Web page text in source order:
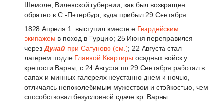
Шемоле, Виленской губернии, как был возвращен
обратно в С.-Петербург, куда прибыл 29 Сентября.
1828 Апреля 1. выступил вместе е Гвардейским
экипажем в поход в Турцию; 25 Июня переправился
черезДунай при Сатуново (см.); 22 Августа стал
лагерем подле Главной Квартиры осадных войск у
крепости Варны; с 24 Августа по 29 Сентября работал в
сапах и минных галереях неустанно днем и ночью,
отличаясь непоколебимым мужеством и стойкостью, чем
способствовал безусловной сдаче кр. Варны.